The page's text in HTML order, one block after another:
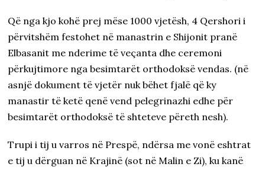
Që nga kjo kohë prej mëse 1000 vjetësh, 4 Qershori i
përvitshëm festohet në manastrin e Shijonit pranë
Elbasanit me nderime të veçanta dhe ceremoni
përkujtimore nga besimtarët orthodoksë vendas. (në
asnjë dokument të vjetër nuk bëhet fjalë që ky
manastir të ketë qenë vend pelegrinazhi edhe për
besimtarët orthodoksë të shteteve përeth nesh).
Trupi i tij u varros në Prespë, ndërsa me vonë eshtrat
e tij u dërguan në Krajinë (sot në Malin e Zi), ku kanë